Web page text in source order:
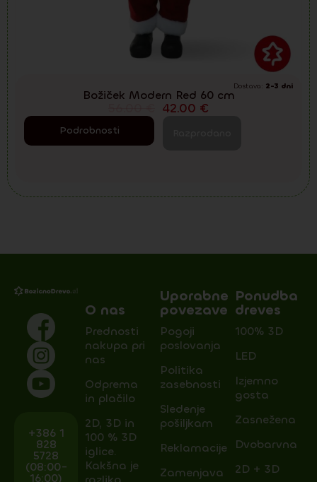
Dostava: 2-3 dni
Božiček Modern Red 60 cm
42.00 €
Podrobnosti
+386 1
828
5728
(08:00-
16:00)
O nas
Prednosti
nakupa pri
nas
Odprema
in plačilo
2D, 3D in
100 % 3D
iglice.
Kakšna je
Uporabne
povezave
Pogoji
poslovanja
Politika
zasebnosti
Sledenje
pošiljkam
Reklamacije
Zamenjava
Ponudba
dreves
100% 3D
LED
Izjemno
gosta
Zasnežena
Dvobarvna
2D + 3D